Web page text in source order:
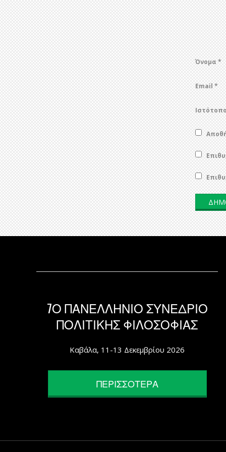
Όνομα*
Email*
7Ο ΠΑΝΕΛΛΗΝΙΟ ΣΥΝΕΔΡΙΟ
ΠΟΛΙΤΙΚΗΣ ΦΙΛΟΣΟΦΙΑΣ
Καβάλα, 11-13 Δεκεμβρίου 2026
ΠΕΡΙΣΣΟΤΕΡΑ